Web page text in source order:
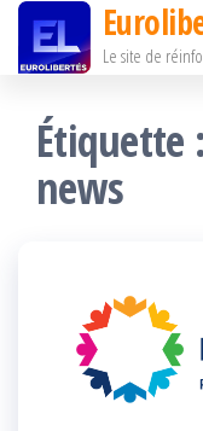
Passer
contenu
Le site de
Étiquette :
news